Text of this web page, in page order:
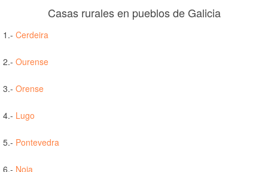
Casas rurales en pueblos de Galicia
1.- Cerdeira
2.- Ourense
3.- Orense
4.- Lugo
5.- Pontevedra
6.- Noia